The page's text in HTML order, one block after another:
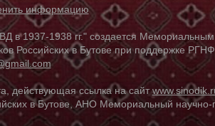
информацию
1938 гг." создается Мемориальным
Российских в Бутове при поддержке
действующая ссылка на сайт
в Бутове, АНО Мемориальный научно-